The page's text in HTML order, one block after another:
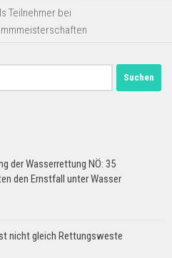
Teilnehmer bei
der Wasserrettung NÖ: 35
den Ernstfall unter Wasser
nicht gleich Rettungsweste